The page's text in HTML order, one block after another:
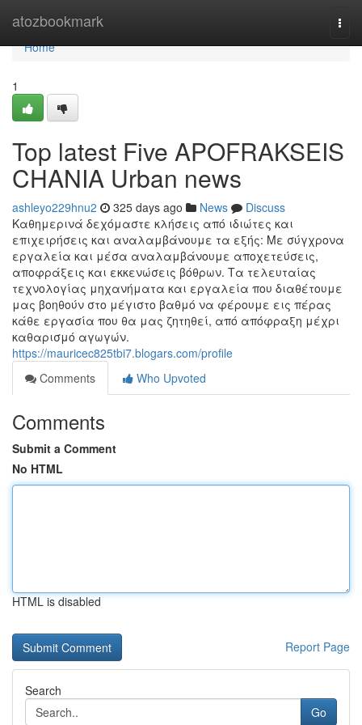
atozbookmark
Home
Home
1
Top latest Five APOFRAKSEIS
CHANIA Urban news
ashleyo229hnu2 325 days ago News
Discuss
Καθημερινά δεχόμαστε κλήσεις από ιδιώτες και
επιχειρήσεις και αναλαμβάνουμε τα εξής: Με σύγχρονα
εργαλεία και μέσα αναλαμβάνουμε αποχετεύσεις,
αποφράξεις και εκκενώσεις βόθρων. Τα τελευταίας
τεχνολογίας μηχανήματα και εργαλεία που διαθέτουμε
μας βοηθούν στο μέγιστο βαθμό να φέρουμε εις πέρας
κάθε εργασία που θα μας ζητηθεί, από απόφραξη μέχρι
καθαρισμό αγωγών.
https://mauricec825tbi7.blogars.com/profile
Comments
Who Upvoted
Comments
Submit a Comment
No HTML
HTML is disabled
Report Page
Search
Go